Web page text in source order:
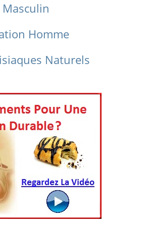
Masculin
Homme
Naturels